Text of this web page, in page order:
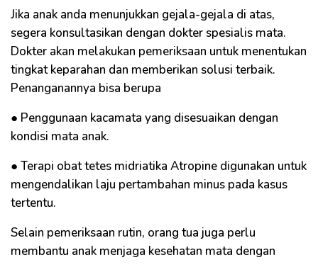
Jika anak anda menunjukkan gejala-gejala di atas,
segera konsultasikan dengan dokter spesialis mata.
Dokter akan melakukan pemeriksaan untuk menentukan
tingkat keparahan dan memberikan solusi terbaik.
Penanganannya bisa berupa
● Penggunaan kacamata yang disesuaikan dengan
kondisi mata anak.
● Terapi obat tetes midriatika Atropine digunakan untuk
mengendalikan laju pertambahan minus pada kasus
tertentu.
Selain pemeriksaan rutin, orang tua juga perlu
membantu anak menjaga kesehatan mata dengan